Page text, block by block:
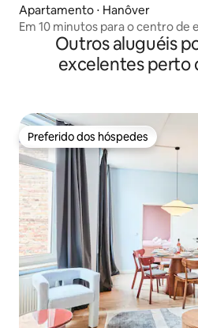
Apartamento ⋅ Hanôver
Em 10 minutos para o centro de
e o centro da cidade!
Outros aluguéis
excelentes perto
Preferido dos hóspedes
Preferido dos hóspedes